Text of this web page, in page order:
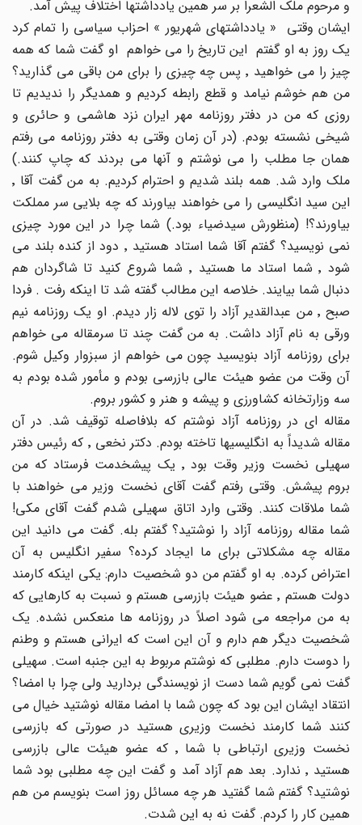
و مرحوم ملک الشعرا بر سر همین یادداشتها اختلاف پیش آمد.
ایشان وقتی « یادداشتهای شهریور » احزاب سیاسی را تمام کرد
یک روز به او گفتم این تاریخ را می خواهم او گفت شما که همه
چیز را می خواهید ٬ پس چه چیزی را برای من باقی می گذارید؟
من هم خوشم نیامد و قطع رابطه کردیم و همدیگر را ندیدیم تا
روزی که من در دفتر روزنامه مهر ایران نزد هاشمی و حائری و
شیخی نشسته بودم. (در آن زمان وقتی به دفتر روزنامه می رفتم
همان جا مطلب را می نوشتم و آنها می بردند که چاپ کنند.)
ملک وارد شد. همه بلند شدیم و احترام کردیم. به من گفت آقا ٬
این سید انگلیسی را می خواهند بیاورند که چه بلایی سر مملکت
بیاورند؟! (منظورش سیدضیاء بود.) شما چرا در این مورد چیزی
نمی نویسید؟ گفتم آقا شما استاد هستید ٬ دود از کنده بلند می
شود ٬ شما استاد ما هستید ٬ شما شروع کنید تا شاگردان هم
دنبال شما بیایند. خلاصه این مطالب گفته شد تا اینکه رفت . فردا
صبح ٬ من عبدالقدیر آزاد را توی لاله زار دیدم. او یک روزنامه نیم
ورقی به نام آزاد داشت. به من گفت چند تا سرمقاله می خواهم
برای روزنامه آزاد بنویسید چون می خواهم از سبزوار وکیل شوم.
آن وقت من عضو هیئت عالی بازرسی بودم و مأمور شده بودم به
سه وزارتخانه کشاورزی و پیشه و هنر و کشور بروم.
مقاله ای در روزنامه آزاد نوشتم که بلافاصله توقیف شد. در آن
مقاله شدیداً به انگلیسیها تاخته بودم. دکتر نخعی ٬ که رئیس دفتر
سهیلی نخست وزیر وقت بود ٬ یک پیشخدمت فرستاد که من
بروم پیشش. وقتی رفتم گفت آقای نخست وزیر می خواهند با
شما ملاقات کنند. وقتی وارد اتاق سهیلی شدم گفت آقای مکی!
شما مقاله روزنامه آزاد را نوشتید؟ گفتم بله. گفت می دانید این
مقاله چه مشکلاتی برای ما ایجاد کرده؟ سفیر انگلیس به آن
اعتراض کرده. به او گفتم من دو شخصیت دارم: یکی اینکه کارمند
دولت هستم ٬ عضو هیئت بازرسی هستم و نسبت به کارهایی که
به من مراجعه می شود اصلاً در روزنامه ها منعکس نشده. یک
شخصیت دیگر هم دارم و آن این است که ایرانی هستم و وطنم
را دوست دارم. مطلبی که نوشتم مربوط به این جنبه است. سهیلی
گفت نمی گویم شما دست از نویسندگی بردارید ولی چرا با امضا؟
انتقاد ایشان این بود که چون شما با امضا مقاله نوشتید خیال می
کنند شما کارمند نخست وزیری هستید در صورتی که بازرسی
نخست وزیری ارتباطی با شما ٬ که عضو هیئت عالی بازرسی
هستید ٬ ندارد. بعد هم آزاد آمد و گفت این چه مطلبی بود شما
نوشتید؟ گفتم شما گفتید هر چه مسائل روز است بنویسم من هم
همین کار را کردم. گفت نه به این شدت.